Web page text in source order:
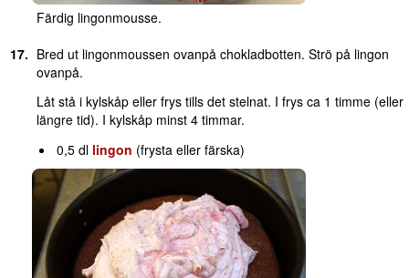
Färdig lingonmousse.
Bred ut lingonmoussen ovanpå chokladbotten. Strö på lingon
ovanpå.
Låt stå i kylskåp eller frys tills det stelnat. I frys ca 1 timme (eller
längre tid). I kylskåp minst 4 timmar.
0,5 dl lingon (frysta eller färska)